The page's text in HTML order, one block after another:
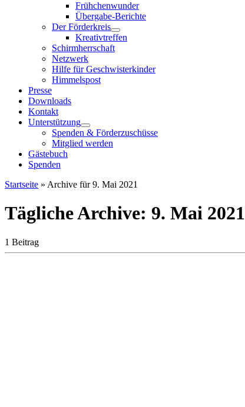
Frühchenwunder
Übergabe-Berichte
Der Förderkreis
Kreativtreffen
Schirmherrschaft
Netzwerk
Hilfe für Geschwisterkinder
Himmelspost
Presse
Downloads
Kontakt
Unterstützung
Spenden & Förderzuschüsse
Mitglied werden
Gästebuch
Spenden
Startseite » Archive für 9. Mai 2021
Tägliche Archive: 9. Mai 2021
1 Beitrag